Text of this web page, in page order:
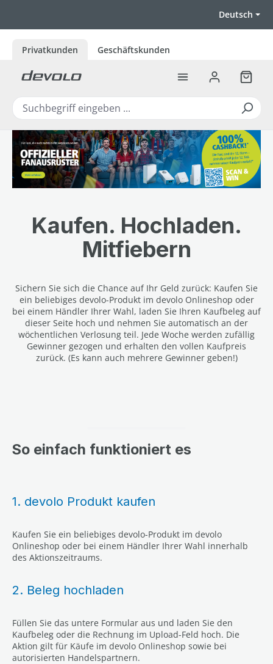
Deutsch
Privatkunden Geschäftskunden
Kaufen. Hochladen.
Mitfiebern
Sichern Sie sich die Chance auf Ihr Geld zurück: Kaufen Sie
ein beliebiges devolo-Produkt im devolo Onlineshop oder
bei einem Händler Ihrer Wahl, laden Sie Ihren Kaufbeleg auf
dieser Seite hoch und nehmen Sie automatisch an der
wöchentlichen Verlosung teil. Jede Woche werden zufällig
Gewinner gezogen und erhalten den vollen Kaufpreis
zurück. (Es kann auch mehrere Gewinner geben!)
So einfach funktioniert es
1. devolo Produkt kaufen
Kaufen Sie ein beliebiges devolo-Produkt im devolo
Onlineshop oder bei einem Händler Ihrer Wahl innerhalb
des Aktionszeitraums.
2. Beleg hochladen
Füllen Sie das untere Formular aus und laden Sie den
Kaufbeleg oder die Rechnung im Upload-Feld hoch. Die
Aktion gilt für Käufe im devolo Onlineshop sowie bei
autorisierten Handelspartnern.